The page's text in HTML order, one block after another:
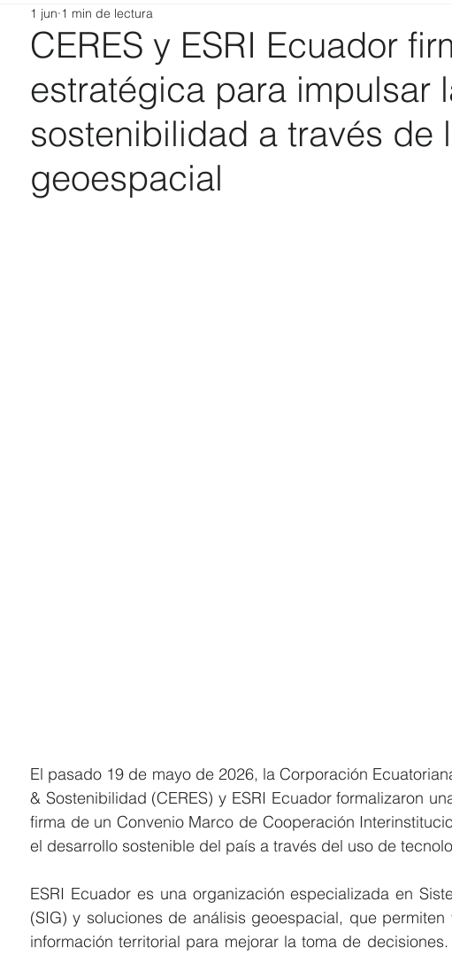
CERES y ESRI Ecuador
estratégica para impulsar
sostenibilidad a través de
geoespacial
1 jun 1 min de lectura
El pasado 19 de mayo de 2026, la Corporación
& Sostenibilidad (CERES) y ESRI Ecuador formalizaron
firma de un Convenio Marco de Cooperación
el desarrollo sostenible del país a través del uso de
ESRI Ecuador es una organización especializada en
(SIG) y soluciones de análisis geoespacial, que
información territorial para mejorar la toma de